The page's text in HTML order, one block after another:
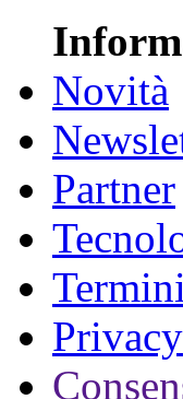
Novità
Partner
Privacy